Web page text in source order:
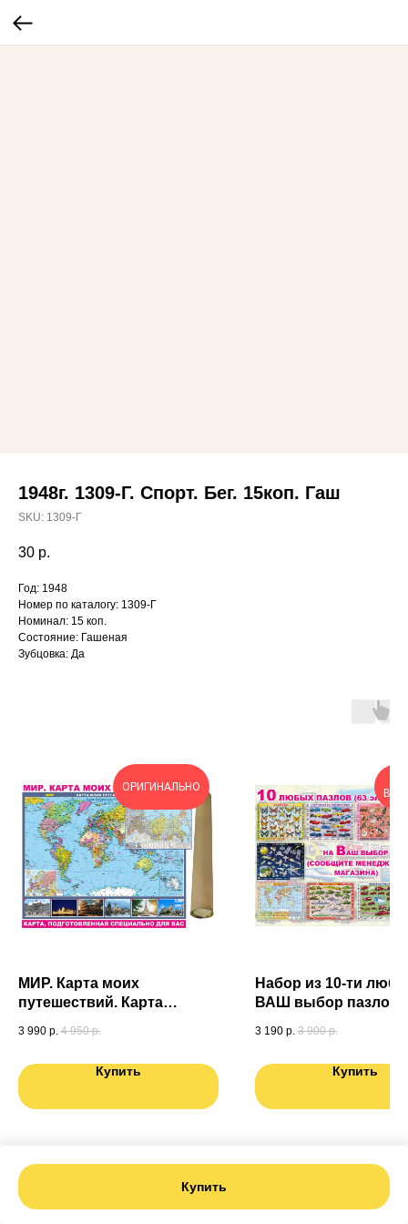
1948г. 1309-Г. Спорт. Бег. 15коп. Гаш
SKU: 1309-Г
30 р.
Купить
Год: 1948
Номер по каталогу: 1309-Г
Номинал: 15 коп.
Состояние: Гашеная
Зубцовка: Да
ОРИГИНАЛЬНО
МИР. Карта моих
путешествий. Карта
специально для Вас. Карта
3 990 р. 4 950 р.
Купить
Набор из 10-ти
ВАШ выбор пазлов
3 190 р. 3 900 р.
Купить